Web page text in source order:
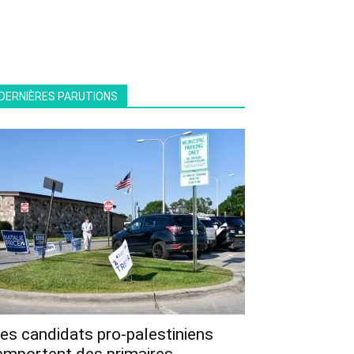
PARUTIONS
candidats pro-palestiniens